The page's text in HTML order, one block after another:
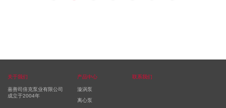
关于我们
嘉善司倍克泵业有限公司
成立于2004年
产品中心
漩涡泵
离心泵
联系我们